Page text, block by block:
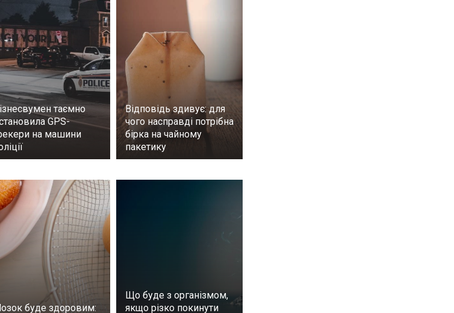
таємно
GPS-
на машини
Відповідь здивує: для
чого насправді потрібна
бірка на чайному
пакетику
буде здоровим:
Що буде з організмом,
якщо різко покинути